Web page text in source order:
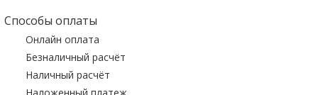
Способы оплаты
Онлайн оплата
Безналичный расчёт
Наличный расчёт
Наложенный платеж